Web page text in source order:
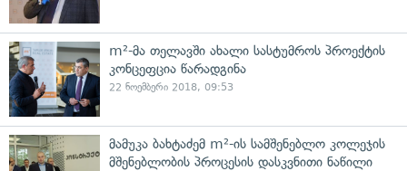
m²-მა თელავში ახალი სასტუმროს პროექტის
კონცეფცია წარადგინა
22 ნოემბერი 2018, 09:53
მამუკა ბახტაძემ m²-ის სამშენებლო კოლეჯის
მშენებლობის პროცესის დასკვნითი ნაწილი